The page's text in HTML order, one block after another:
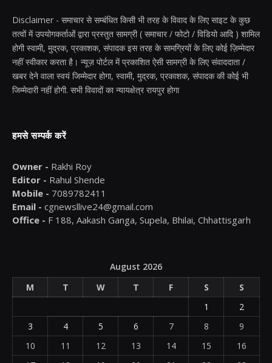
Disclaimer - समाचार से सम्बंधित किसी भी तरह के विवाद के लिए साइट के कुछ
तत्वों में उपयोगकर्ताओं द्वारा प्रस्तुत सामग्री ( समाचार / फोटो / विडियो आदि ) शामिल
होगी स्वामी, मुद्रक, प्रकाशक, संपादक इस तरह के सामग्रियों के लिए कोई ज़िम्मेदार
नहीं स्वीकार करता है। न्यूज़ पोर्टल में प्रकाशित ऐसी सामग्री के लिए संवाददाता /
खबर देने वाला स्वयं जिम्मेदार होगा, स्वामी, मुद्रक, प्रकाशक, संपादक की कोई भी
जिम्मेदारी नहीं होगी. सभी विवादों का न्यायक्षेत्र रायपुर होगा
हमसे सम्पर्क करें
Owner - Rakhi Roy
Editor - Rahul Shende
Mobile - 7089782411
Email - cgnewsllive24@gmail.com
Office - F 188, Aakash Ganga, Supela, Bhilai, Chhattisgarh
August 2026
M
T W T F S
S
1
2
3
4 5 6 7 8
9
10
11 12 13 14 15
16